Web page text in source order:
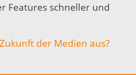
Features schneller und
der Medien aus?